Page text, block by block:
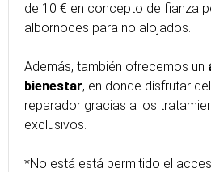
de 10 € en concepto de fianza
albornoces para no alojados.
Además, también ofrecemos un
bienestar, en donde disfrutar
reparador gracias a los
exclusivos.
*No está está permitido el